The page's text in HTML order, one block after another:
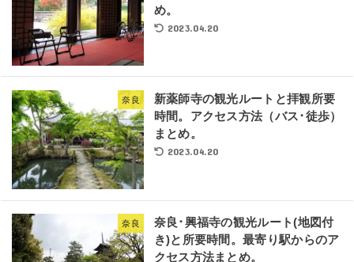
め。
2023.04.20
奈良
新薬師寺の観光ルートと拝観所要
時間。アクセス方法（バス･徒歩）
まとめ。
2023.04.20
奈良
奈良･興福寺の観光ルート(地図付
き)と所要時間。最寄り駅からのア
クセス方法まとめ。